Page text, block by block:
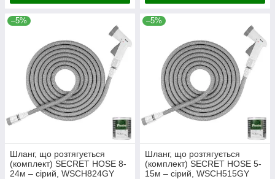
–5%
Шланг, що розтягується
(комплект) SECRET HOSE 8-
24м – сірий, WSCH824GY
–5%
Шланг, що розтягується
(комплект) SECRET HOSE 5-
15м – сірий, WSCH515GY